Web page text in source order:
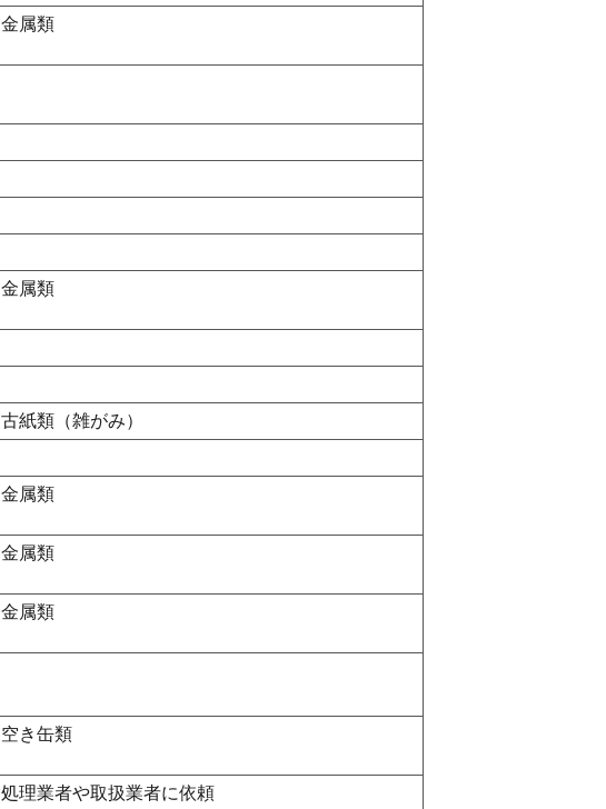
金属類
金属類
古紙類（雑がみ）
金属類
金属類
金属類
空き缶類
処理業者や取扱業者に依頼